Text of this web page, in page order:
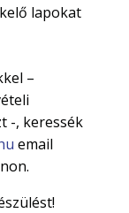
lapokat
–
-, keressék
email